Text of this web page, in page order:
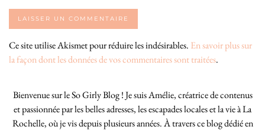
Ce site utilise Akismet pour réduire les indésirables. En savoir plus sur
la façon dont les données de vos commentaires sont traitées.
Bienvenue sur le So Girly Blog ! Je suis Amélie, créatrice de contenus
et passionnée par les belles adresses, les escapades locales et la vie à La
Rochelle, où je vis depuis plusieurs années. À travers ce blog dédié en